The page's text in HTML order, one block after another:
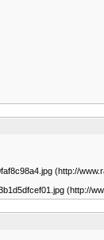
(http://
(http://